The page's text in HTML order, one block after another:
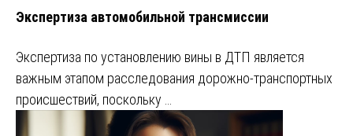
Экспертиза автомобильной трансмиссии
Экспертиза по установлению вины в ДТП является
важным этапом расследования дорожно-транспортных
происшествий, поскольку …